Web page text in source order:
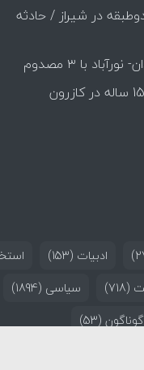
در شیراز / حادثه
ادبیات (153)
(718) سیاسی (1894)
گوناگون (53)